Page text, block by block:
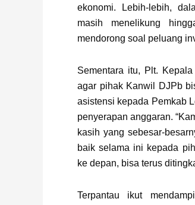
ekonomi. Lebih-lebih,
masih menelikung
mendorong soal peluang
Sementara itu, Plt.
agar pihak Kanwil DJPb
asistensi kepada Pemkab
penyerapan anggaran.
kasih yang sebesar-
baik selama ini kepada
ke depan, bisa terus
Terpantau ikut